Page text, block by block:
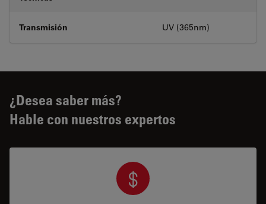
Transmisión UV (365nm)
¿Desea saber más?
Hable con nuestros expertos